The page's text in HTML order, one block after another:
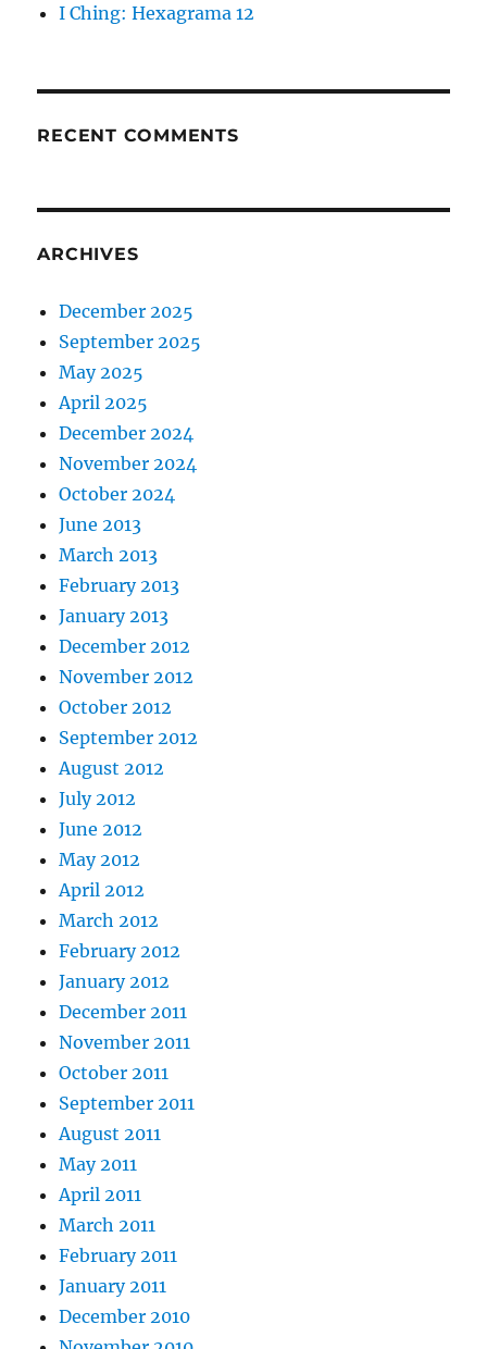
I Ching: Hexagrama 12
RECENT COMMENTS
ARCHIVES
December 2025
September 2025
May 2025
April 2025
December 2024
November 2024
October 2024
June 2013
March 2013
February 2013
January 2013
December 2012
November 2012
October 2012
September 2012
August 2012
July 2012
June 2012
May 2012
April 2012
March 2012
February 2012
January 2012
December 2011
November 2011
October 2011
September 2011
August 2011
May 2011
April 2011
March 2011
February 2011
January 2011
December 2010